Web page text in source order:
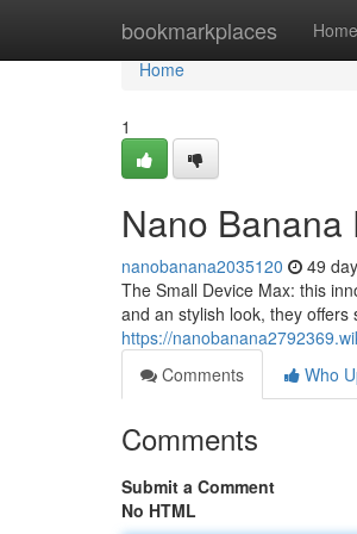
bookmarkplaces Home
Home
Home
1
Nano Banana
nanobanana2035120 49
The Small Device Max: this
and an stylish look, they
https://
Comments
Who
Comments
Submit a Comment
No HTML